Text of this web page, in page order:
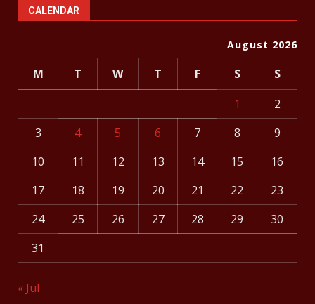
CALENDAR
August 2026
M T W T F S
S
1
2
3
4 5 6 7 8
9
10
11 12 13 14 15
16
17
18 19 20 21 22
23
24
25 26 27 28 29
30
31
« Jul